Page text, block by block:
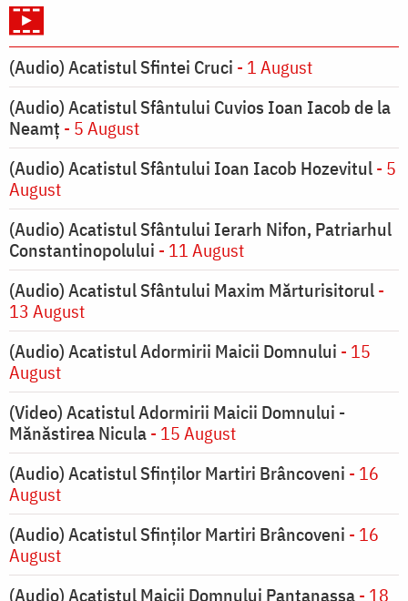
(Audio) Acatistul Sfintei Cruci - 1 August
(Audio) Acatistul Sfântului Cuvios Ioan Iacob de la
Neamț - 5 August
(Audio) Acatistul Sfântului Ioan Iacob Hozevitul- 5
August
(Audio) Acatistul Sfântului Ierarh Nifon, Patriarhul
Constantinopolului - 11 August
(Audio) Acatistul Sfântului Maxim Mărturisitorul-
13 August
(Audio) Acatistul Adormirii Maicii Domnului - 15
August
(Video) Acatistul Adormirii Maicii Domnului -
Mănăstirea Nicula- 15 August
(Audio) Acatistul Sfinților Martiri Brâncoveni - 16
August
(Audio) Acatistul Sfinților Martiri Brâncoveni - 16
August
(Audio) Acatistul Maicii Domnului Pantanassa- 18